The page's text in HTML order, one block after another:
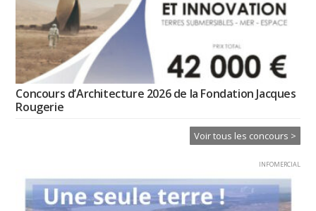
Concours d’Architecture 2026 de la Fondation Jacques
Rougerie
Voir tous les concours >
INFOMERCIAL